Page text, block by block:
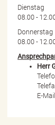
Dienstag
08.00 -
Donnerstag
08.00 -
Herr
E-